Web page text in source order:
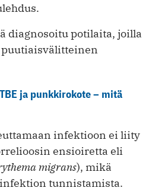
diagnosoitu potilaita, joilla
ja punkkirokote – mitä
infektioon ei liity
ensioiretta eli
migrans), mikä
tunnistamista.